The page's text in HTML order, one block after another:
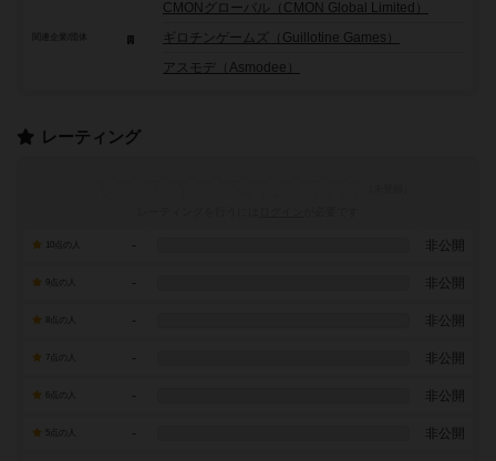
CMONグローバル（CMON Global Limited）
ギロチンゲームズ（Guillotine Games）
アスモデ（Asmodee）
レーティング
- 非公開
- 非公開
- 非公開
7点の人 - 非公開
- 非公開
- 非公開